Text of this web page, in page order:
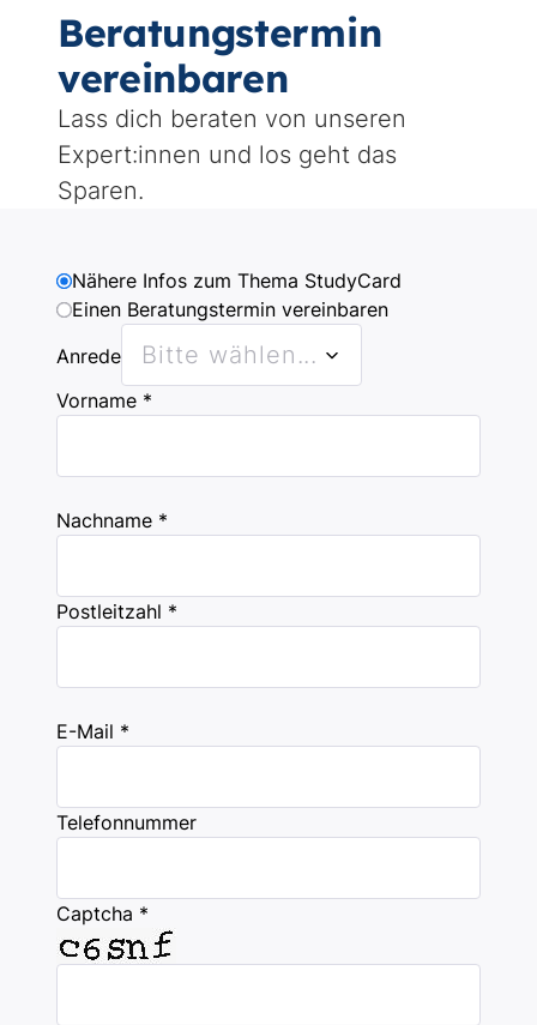
Beratungstermin
vereinbaren
Lass dich beraten von unseren
Expert:innen und los geht das
Sparen.
Why
are
you
contacting
us?
Nähere Infos zum Thema StudyCard
Einen Beratungstermin vereinbaren
Anrede
Bitte wählen...
Vorname *
Nachname *
Postleitzahl *
E-Mail *
Telefonnummer
Captcha *